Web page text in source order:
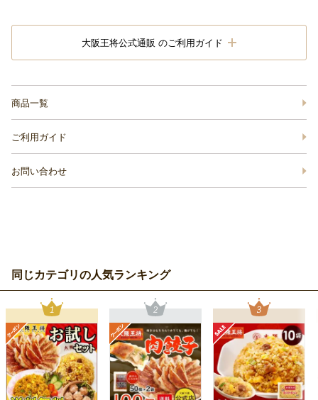
大阪王将公式通販 のご利用ガイド
商品一覧
ご利用ガイド
お問い合わせ
同じカテゴリの人気ランキング